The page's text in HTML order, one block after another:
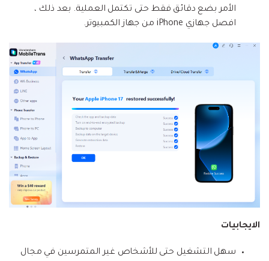
الأمر بضع دقائق فقط حتى تكتمل العملية. بعد ذلك ،
افصل جهازي iPhone من جهاز الكمبيوتر.
الايجابيات
سهل التشغيل حتى للأشخاص غير المتمرسين في مجال